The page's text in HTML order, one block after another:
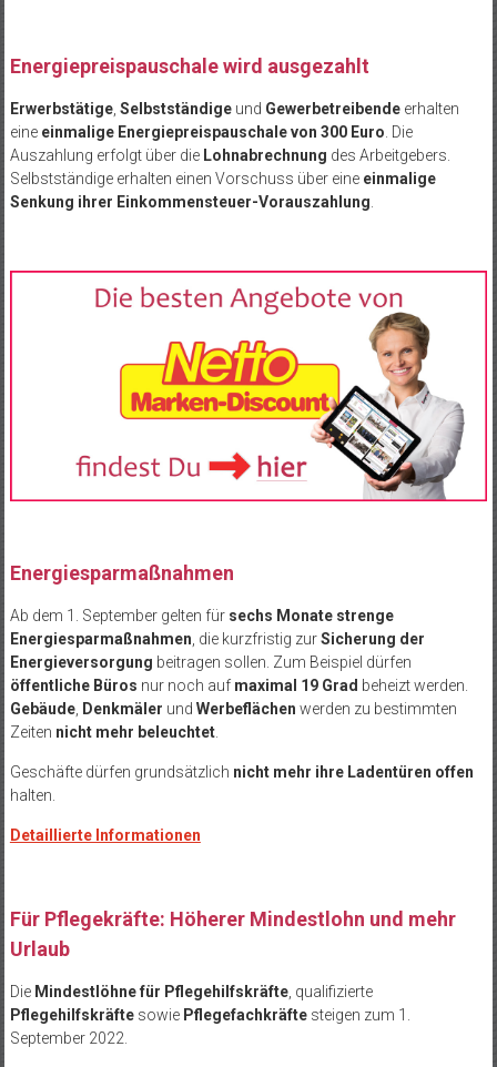
Energiepreispauschale wird ausgezahlt
Erwerbstätige, Selbstständigeund Gewerbetreibendeerhalten
eine einmalige Energiepreispauschale von 300 Euro . Die
Auszahlung erfolgt über die Lohnabrechnung des Arbeitgebers.
Selbstständige erhalten einen Vorschuss über eine einmalige
Senkung ihrer Einkommensteuer-Vorauszahlung
Energiesparmaßnahmen
Ab dem 1. September gelten für sechs Monate strenge
Energiesparmaßnahmen , die kurzfristig zurSicherung der
Energieversorgung beitragen sollen. Zum Beispiel dürfen
öffentliche Büros nur noch auf maximal 19 Grad beheizt werden.
Gebäude, Denkmäler und Werbeflächen werden zu bestimmten
Zeiten nicht mehr beleuchtet.
Geschäfte dürfen grundsätzlich nicht mehr ihre Ladentüren offen
halten.
Detaillierte Informationen
Für Pflegekräfte: Höherer Mindestlohn und mehr
Urlaub
Die Mindestlöhne für Pflegehilfskräfte, qualifizierte
Pflegehilfskräftesowie Pflegefachkräftesteigen zum 1.
September 2022.